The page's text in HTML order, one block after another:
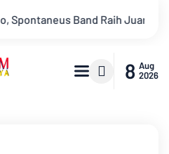
Dari Jurnalis Handal Beralih
8 Aug
2026